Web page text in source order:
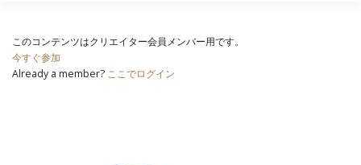
このコンテンツはクリエイター会員メンバー用です。
今すぐ参加
Already a member? ここでログイン